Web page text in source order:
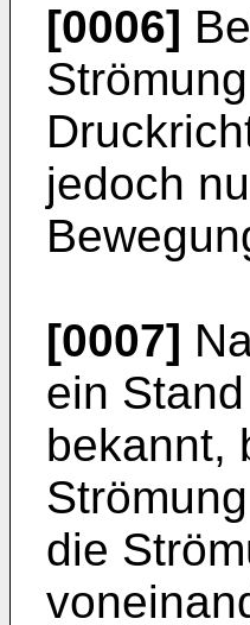
[0006]
jedoch
[0007]
ein
bekannt,
die